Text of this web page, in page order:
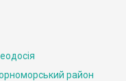
район